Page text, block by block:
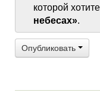
которой
небесах».
Опубликовать